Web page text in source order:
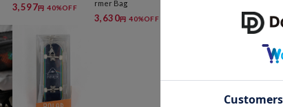
3,597円 40%OFF
rmer Bag
3,630円 40%OFF